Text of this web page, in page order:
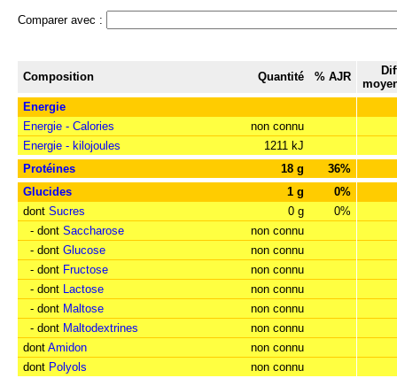
Comparer avec :
Composition Quantité % AJR
Energie
Energie - Calories
non connu
Energie - kilojoules
1211 kJ
Protéines
18 g
36%
Glucides
1 g
0%
dont Sucres 0 g
0%
- dont Saccharose
non connu
- dont Glucose
non connu
- dont Fructose
non connu
- dont Lactose
non connu
- dont Maltose
non connu
- dont Maltodextrines
non connu
dont Amidon
non connu
dont Polyols
non connu